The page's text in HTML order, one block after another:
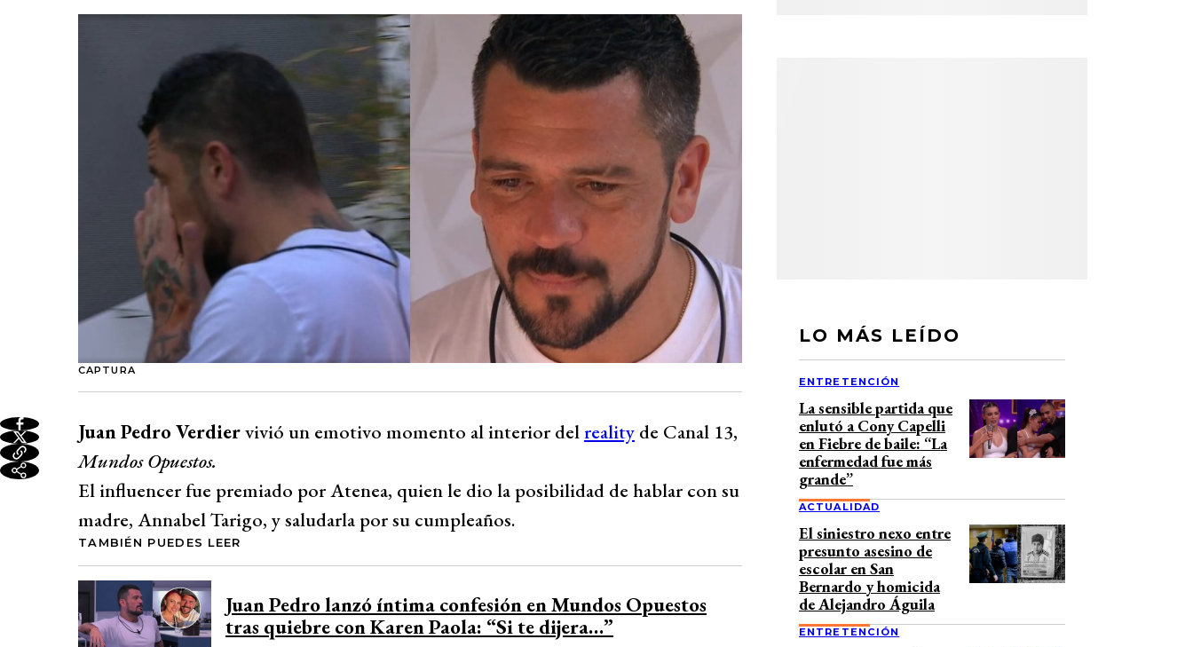
CAPTURA
Juan Pedro Verdiervivió un emotivo momento al interior delreality de Canal 13,
Mundos Opuestos.
El influencer fue premiado por Atenea, quien le dio la posibilidad de hablar con su
madre, Annabel Tarigo, y saludarla por su cumpleaños.
TAMBIÉN PUEDES LEER
Juan Pedro lanzó íntima confesión en Mundos Opuestos
tras quiebre con Karen Paola: “Si te dijera…”
LO MÁS LEÍDO
ENTRETENCIÓN
La sensible partida que
enlutó a Cony Capelli
en Fiebre de baile: “La
enfermedad fue más
grande”
ACTUALIDAD
El siniestro nexo entre
presunto asesino de
escolar en San
Bernardo y homicida
de Alejandro Águila
ENTRETENCIÓN